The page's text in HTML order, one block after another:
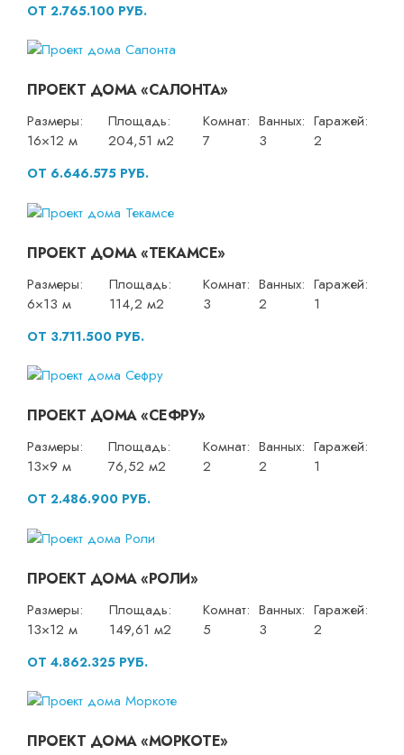
ОТ 2.765.100 РУБ.
ПРОЕКТ ДОМА «САЛОНТА»
Размеры:
16×12 м
Площадь:
204,51 м2
Комнат:
7
Ванных:
3
Гаражей:
2
ОТ 6.646.575 РУБ.
ПРОЕКТ ДОМА «ТЕКАМСЕ»
Размеры:
6×13 м
Площадь:
114,2 м2
Комнат:
3
Ванных:
2
Гаражей:
1
ОТ 3.711.500 РУБ.
ПРОЕКТ ДОМА «СЕФРУ»
Размеры:
13×9 м
Площадь:
76,52 м2
Комнат:
2
Ванных:
2
Гаражей:
1
ОТ 2.486.900 РУБ.
ПРОЕКТ ДОМА «РОЛИ»
Размеры:
13×12 м
Площадь:
149,61 м2
Комнат:
5
Ванных:
3
Гаражей:
2
ОТ 4.862.325 РУБ.
ПРОЕКТ ДОМА «МОРКОТЕ»